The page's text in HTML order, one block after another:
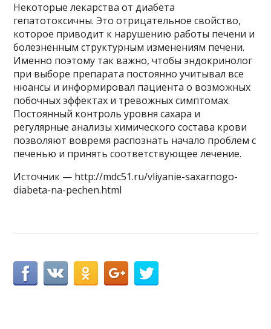
Некоторые лекарства от диабета
гепатотоксичны. Это отрицательное свойство,
которое приводит к нарушению работы печени и
болезненным структурным изменениям печени.
Именно поэтому так важно, чтобы эндокринолог
при выборе препарата постоянно учитывал все
нюансы и информировал пациента о возможных
побочных эффектах и ​​тревожных симптомах.
Постоянный контроль уровня сахара и
регулярные анализы химического состава крови
позволяют вовремя распознать начало проблем с
печенью и принять соответствующее лечение.
Источник — http://mdc51.ru/vliyanie-saxarnogo-
diabeta-na-pechen.html